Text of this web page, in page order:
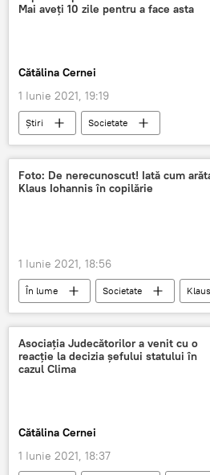
PAS
Mai aveți 10 zile pentru a face asta
Cătălina Cernei
1 Iunie 2021, 19:19
Știri
Societate
ALEGERI PARLAMENTARE 2021
scrutin electoral
scrutin
Foto: De nerecunoscut! Iată cum
Klaus Iohannis în copilărie
1 Iunie 2021, 18:56
În lume Societate
fotografie
copilărie
Asociația Judecătorilor a venit cu o
reacție la decizia șefului statului în
cazul Clima
Cătălina Cernei
1 Iunie 2021, 18:37